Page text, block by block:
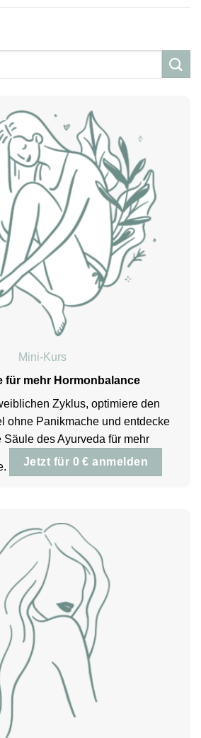
Mini-Kurs
für mehr Hormonbalance
Zyklus, optimiere den
ohne Panikmache und entdecke
Säule des Ayurveda für mehr
Jetzt für 0 € anmelden